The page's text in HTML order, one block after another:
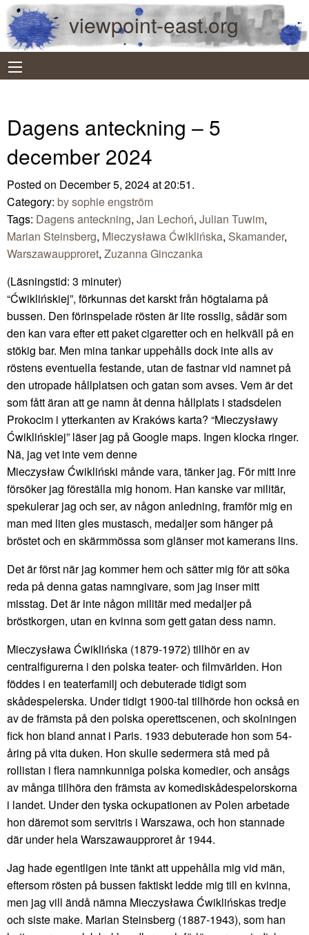
viewpoint-east.org
Dagens anteckning – 5
december 2024
Posted on December 5, 2024 at 20:51.
Category: by sophie engström
Tags: Dagens anteckning, Jan Lechoń, Julian Tuwim,
Marian Steinsberg, Mieczysława Ćwiklińska, Skamander,
Warszawaupproret, Zuzanna Ginczanka
(Läsningstid: 3 minuter)
“Ćwiklińskiej”, förkunnas det karskt från högtalarna på
bussen. Den förinspelade rösten är lite rosslig, sådär som
den kan vara efter ett paket cigaretter och en helkväll på en
stökig bar. Men mina tankar uppehålls dock inte alls av
röstens eventuella festande, utan de fastnar vid namnet på
den utropade hållplatsen och gatan som avses. Vem är det
som fått äran att ge namn åt denna hållplats i stadsdelen
Prokocim i ytterkanten av Krakóws karta? “Mieczysławy
Ćwiklińskiej” läser jag på Google maps. Ingen klocka ringer.
Nä, jag vet inte vem denne
Mieczysław Ćwikliński månde vara, tänker jag. För mitt inre
försöker jag föreställa mig honom. Han kanske var militär,
spekulerar jag och ser, av någon anledning, framför mig en
man med liten gles mustasch, medaljer som hänger på
bröstet och en skärmmössa som glänser mot kamerans lins.
Det är först när jag kommer hem och sätter mig för att söka
reda på denna gatas namngivare, som jag inser mitt
misstag. Det är inte någon militär med medaljer på
bröstkorgen, utan en kvinna som gett gatan dess namn.
Mieczysława Ćwiklińska (1879-1972) tillhör en av
centralfigurerna i den polska teater- och filmvärlden. Hon
föddes i en teaterfamilj och debuterade tidigt som
skådespelerska. Under tidigt 1900-tal tillhörde hon också en
av de främsta på den polska operettscenen, och skolningen
fick hon bland annat i Paris. 1933 debuterade hon som 54-
åring på vita duken. Hon skulle sedermera stå med på
rollistan i flera namnkunniga polska komedier, och ansågs
av många tillhöra den främsta av komediskådespelorskorna
i landet. Under den tyska ockupationen av Polen arbetade
hon däremot som servitris i Warszawa, och hon stannade
där under hela Warszawaupproret år 1944.
Jag hade egentligen inte tänkt att uppehålla mig vid män,
eftersom rösten på bussen faktiskt ledde mig till en kvinna,
men jag vill ändå nämna Mieczysława Ćwiklińskas tredje
och siste make. Marian Steinsberg (1887-1943), som han